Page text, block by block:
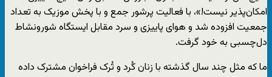
امکان‌پذیر نیست!»، با فعالیت پرشور جمع و با پخش موزیک به تعداد
جمعیت افزوده شد و هوای پاییزی و سرد مقابل ایستگاه شورونشاط
دل‌چسبی به خود گرفت.
ما که مثل چند سال گذشته با زنان کُرد و تُرک فراخوان مشترک داده